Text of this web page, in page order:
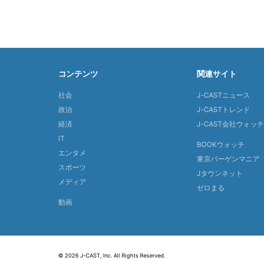
コンテンツ
社会
政治
経済
IT
エンタメ
スポーツ
メディア
動画
関連サイト
J-CASTニュース
J-CASTトレンド
J-CAST会社ウォッチ
BOOKウォッチ
東京バーゲンマニア
Jタウンネット
ゼロまる
© 2026 J-CAST, Inc. All Rights Reserved.